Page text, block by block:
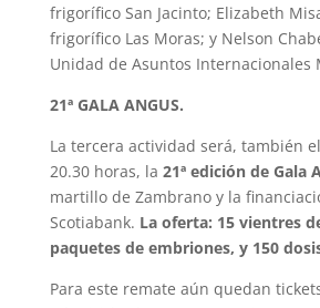
frigorífico San Jacinto; Elizabeth
frigorífico Las Moras; y Nelson
Unidad de Asuntos Internacionales
21ª GALA ANGUS.
La tercera actividad será, también
20.30 horas, la 21ª edición de Gala
martillo de Zambrano y la
Scotiabank. La oferta: 15 vientres
paquetes de embriones, y 150
Para este remate aún quedan